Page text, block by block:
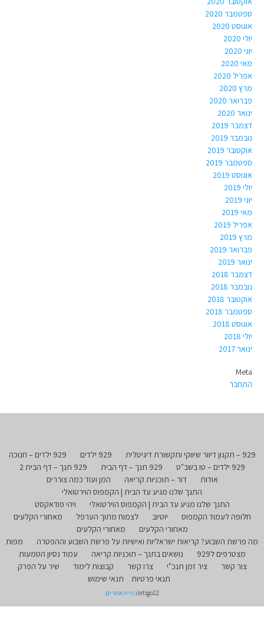
ספטמבר 2020
אוגוסט 2020
יולי 2020
יוני 2020
מאי 2020
אפריל 2020
מרץ 2020
פברואר 2020
ינואר 2020
דצמבר 2019
נובמבר 2019
אוקטובר 2019
ספטמבר 2019
אוגוסט 2019
יולי 2019
יוני 2019
מאי 2019
אפריל 2019
מרץ 2019
פברואר 2019
ינואר 2019
דצמבר 2018
נובמבר 2018
אוקטובר 2018
ספטמבר 2018
אוגוסט 2018
יולי 2018
ינואר 2017
Meta
התחבר
929 – תקנון דיוור שיווקי ותקשורת דיגיטלית 929 ילדים
929 ילדים – חנוכה
929 ילדים – טו בשב"ט
929 תנך – דף הבית
929 תנך – דף הבית 2
אודות
דור – תוכניות קריאה
המן ועוד כמה צוררים
התנך שלנו מגיע עד הבית | הקמפוס הוירטואלי
התנך שלנו מגיע עד הבית | הקמפוס הוירטואלי
ויהי פודאקסט
חלופה לעמוד הקמפוס
יוטיוב לצמוח מתוך הערפל
מאחורי הקלעים
מאחורי הקלעים
מאחורי הקלעים
מה פרשת השבוע? קריאות ישראליות ואישיות על פרשת השבוע וההפטרה
מפות
מצטרפים ל929
נושאים בתנך – תוכניות קריאה
עמוד נסיון הטמעות
צור קשר
ציר זמן תנכ"י צרו קשר קבוצות לימוד
שיר על הפרק
תנאי פרטיות
תנאי שימוש
Intigo12בניית אתרים